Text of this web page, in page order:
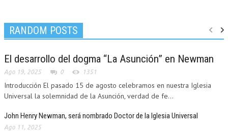
RANDOM POSTS
El desarrollo del dogma “La Asunción” en Newman
Ago 19, 2025 0 1351
Introducción El pasado 15 de agosto celebramos en nuestra Iglesia
Universal la solemnidad de la Asunción, verdad de fe...
John Henry Newman, será nombrado Doctor de la Iglesia Universal
Ago 11, 2025